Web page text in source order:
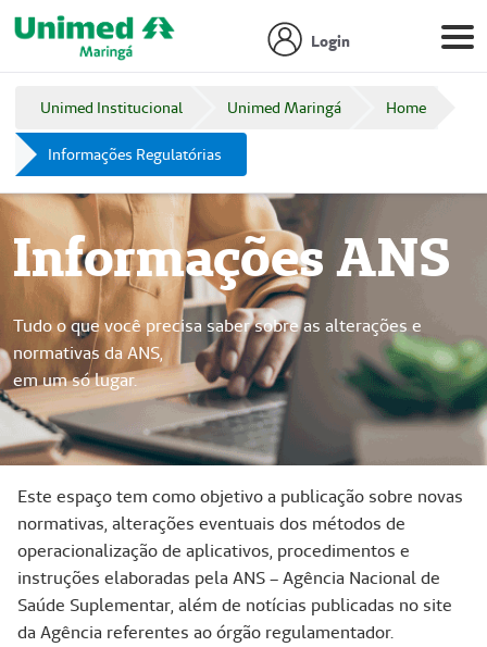
Login
Unimed Institucional Unimed Maringá Home
Informações Regulatórias
Informações ANS
Tudo o que você precisa saber sobre as alterações e
normativas da ANS,
em um só lugar.
Este espaço tem como objetivo a publicação sobre novas
normativas, alterações eventuais dos métodos de
operacionalização de aplicativos, procedimentos e
instruções elaboradas pela ANS – Agência Nacional de
Saúde Suplementar, além de notícias publicadas no site
da Agência referentes ao órgão regulamentador.